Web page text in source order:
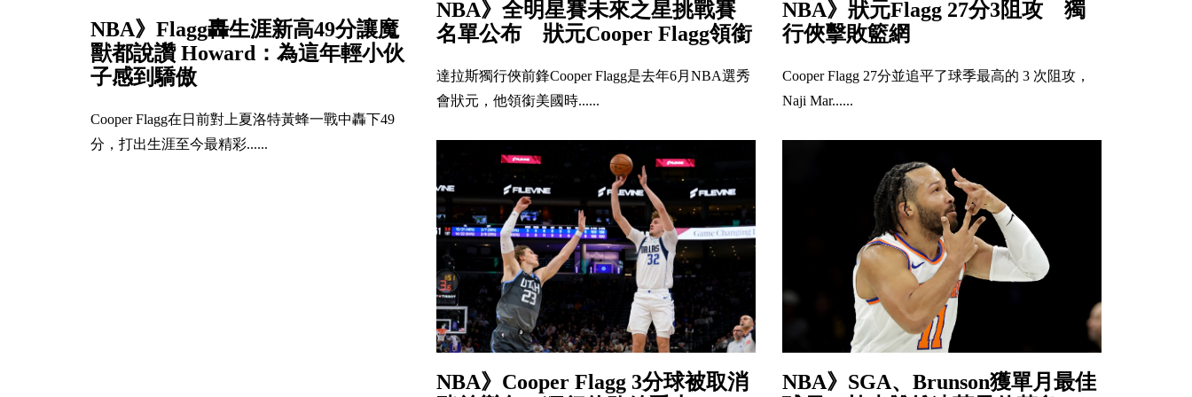
NBA》Flagg轟生涯新高49分讓魔
獸都說讚 Howard：為這年輕小伙
子感到驕傲
Cooper Flagg在日前對上夏洛特黃蜂一戰中轟下49
分，打出生涯至今最精彩......
NBA》全明星賽未來之星挑戰賽
名單公布 狀元Cooper Flagg領銜
達拉斯獨行俠前鋒Cooper Flagg是去年6月NBA選秀
會狀元，他領銜美國時......
NBA》狀元Flagg 27分3阻攻 獨
行俠擊敗籃網
Cooper Flagg 27分並追平了球季最高的 3 次阻攻，
Naji Mar......
NBA》Cooper Flagg 3分球被取消
NBA》SGA、Brunson獲單月最佳